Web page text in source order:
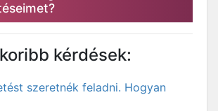
kérdések:
szeretnék feladni. Hogyan